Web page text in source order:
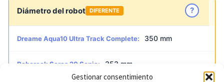
Gestionar consentimiento
Diámetro del robot DIFERENTE ?
Dreame Aqua10 Ultra Track Complete: 350 mm
Roborock Saros 20 Sonic: 353 mm